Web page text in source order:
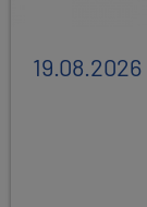
19.08.2026